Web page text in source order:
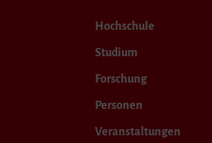
Hochschule
Studium
Forschung
Personen
Veranstaltungen